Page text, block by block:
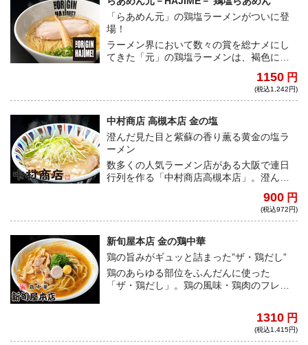
「らあめん元」の鶏塩ラーメンがついに登
場！
ラーメン界において数々の賞を総ナメにし
てきた「元」の鶏塩ラーメンは、褐色に澄
像できない程、しっかりと出汁の効いた一
杯。淡麗なのに、奥深い味わいをご堪能く
1150 円
(税込1,242円)
中村商店 高槻本店 金の塩
澄んだ見た目と紫蘇の香り薫る黄金の塩ラ
ーメン
数多くの人気ラーメン店がある大阪で連日
行列を作る「中村商店高槻本店」。澄んだ
スープ。国産小麦100％のモチモチ自家製麺
を使用した、他とは一味違う黄金の塩ラー
900 円
(税込972円)
新旬屋本店 金の鶏中華
鶏の旨みがギュッと詰まった”ザ・鶏だし”
鶏のあらゆる部位をふんだんに使った
「ザ・鶏だし」。鶏の風味・鶏肉のフレッ
油味！！最後に鶏油を使った、まさしく鶏
1310 円
(税込1,415円)